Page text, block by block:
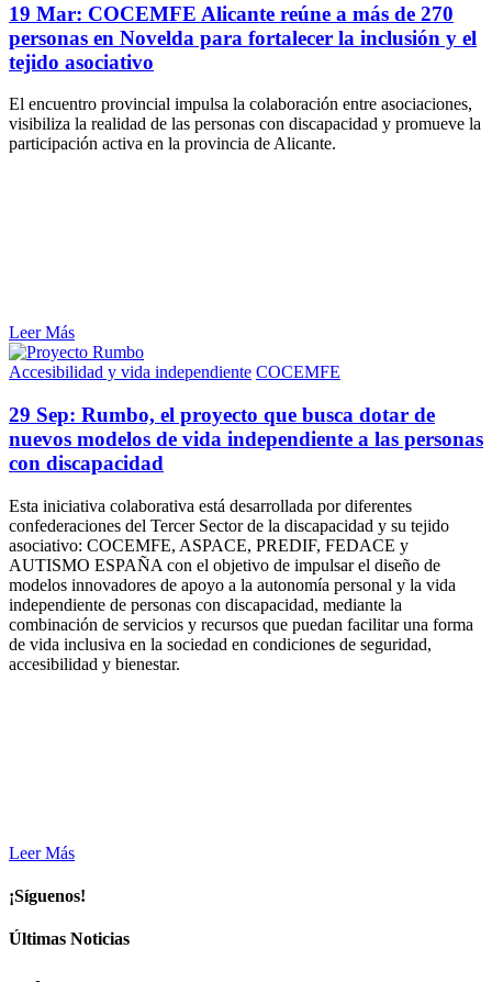
19 Mar: COCEMFE Alicante reúne a más de 270
personas en Novelda para fortalecer la inclusión y el
tejido asociativo
El encuentro provincial impulsa la colaboración entre asociaciones,
visibiliza la realidad de las personas con discapacidad y promueve la
participación activa en la provincia de Alicante.
Leer Más
Accesibilidad y vida independiente COCEMFE
29 Sep: Rumbo, el proyecto que busca dotar de
nuevos modelos de vida independiente a las personas
con discapacidad
Esta iniciativa colaborativa está desarrollada por diferentes
confederaciones del Tercer Sector de la discapacidad y su tejido
asociativo: COCEMFE, ASPACE, PREDIF, FEDACE y
AUTISMO ESPAÑA con el objetivo de impulsar el diseño de
modelos innovadores de apoyo a la autonomía personal y la vida
independiente de personas con discapacidad, mediante la
combinación de servicios y recursos que puedan facilitar una forma
de vida inclusiva en la sociedad en condiciones de seguridad,
accesibilidad y bienestar.
Leer Más
¡Síguenos!
Últimas Noticias